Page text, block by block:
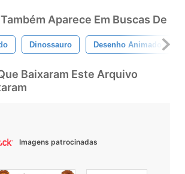
Aparece Em Buscas De
Dinossauro Desenho Animado De
Baixaram Este Arquivo
Imagens patrocinadas